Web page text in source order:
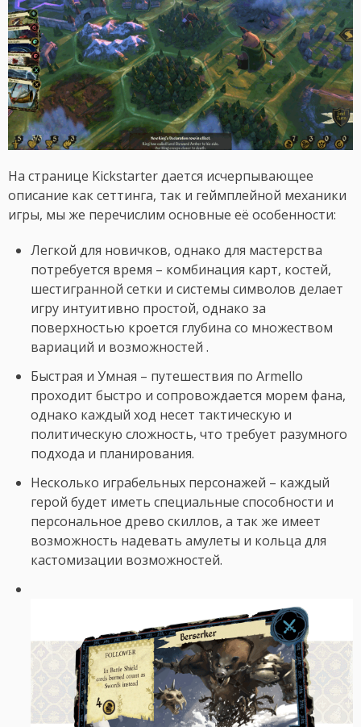
На странице Kickstarter дается исчерпывающее
описание как сеттинга, так и геймплейной механики
игры, мы же перечислим основные её особенности:
Легкой для новичков, однако для мастерства
потребуется время – комбинация карт, костей,
шестигранной сетки и системы символов делает
игру интуитивно простой, однако за
поверхностью кроется глубина со множеством
вариаций и возможностей .
Быстрая и Умная – путешествия по Armello
проходит быстро и сопровождается морем фана,
однако каждый ход несет тактическую и
политическую сложность, что требует разумного
подхода и планирования.
Несколько играбельных персонажей – каждый
герой будет иметь специальные способности и
персональное древо скиллов, а так же имеет
возможность надевать амулеты и кольца для
кастомизации возможностей.